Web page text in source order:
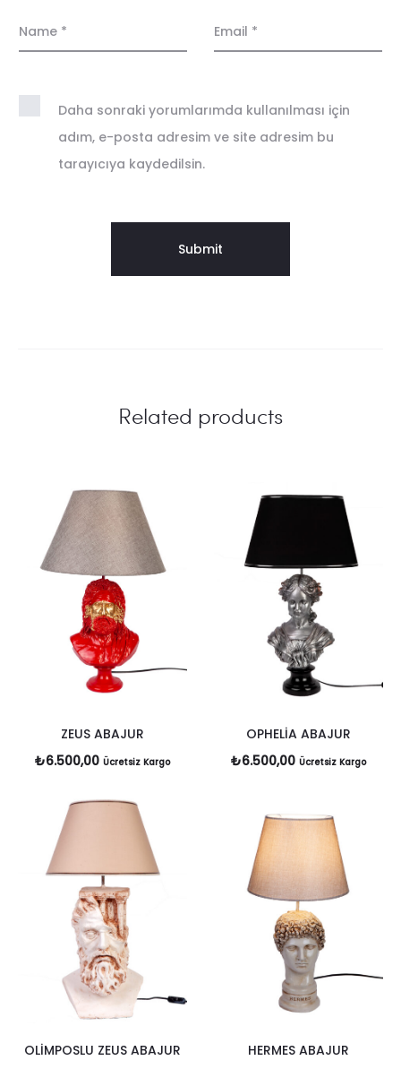
Name * Email *
Daha sonraki yorumlarımda kullanılması için
adım, e-posta adresim ve site adresim bu
tarayıcıya kaydedilsin.
Related products
ZEUS ABAJUR
₺6.500,00 Ücretsiz Kargo
OPHELİA ABAJUR
₺6.500,00 Ücretsiz Kargo
OLİMPOSLU ZEUS ABAJUR
HERMES ABAJUR